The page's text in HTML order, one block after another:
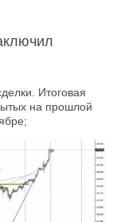
Итоговая
на прошлой